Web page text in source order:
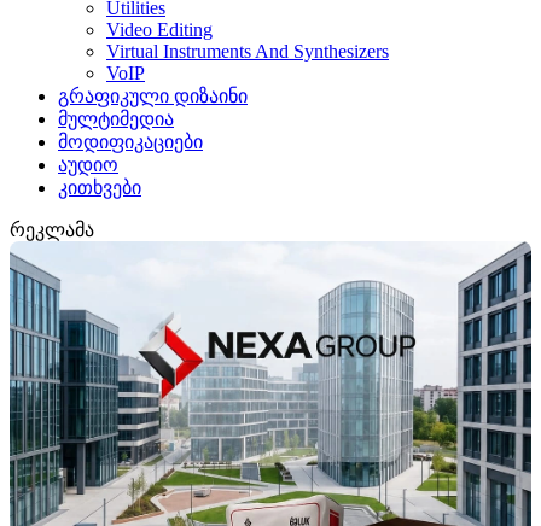
Utilities
Video Editing
Virtual Instruments And Synthesizers
VoIP
გრაფიკული დიზაინი
მულტიმედია
მოდიფიკაციები
აუდიო
კითხვები
რეკლამა